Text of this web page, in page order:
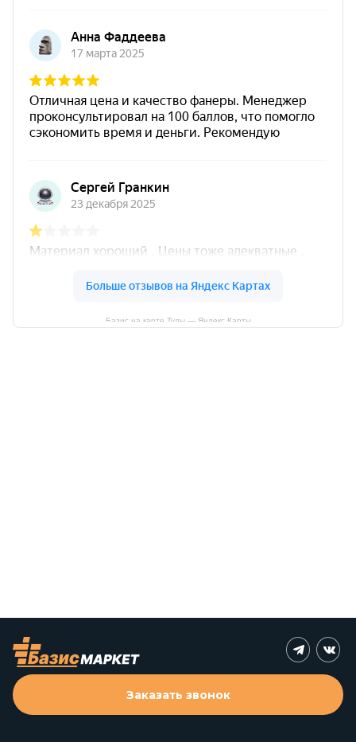
Базис на карте Тулы — Яндекс Карты
Заказать звонок